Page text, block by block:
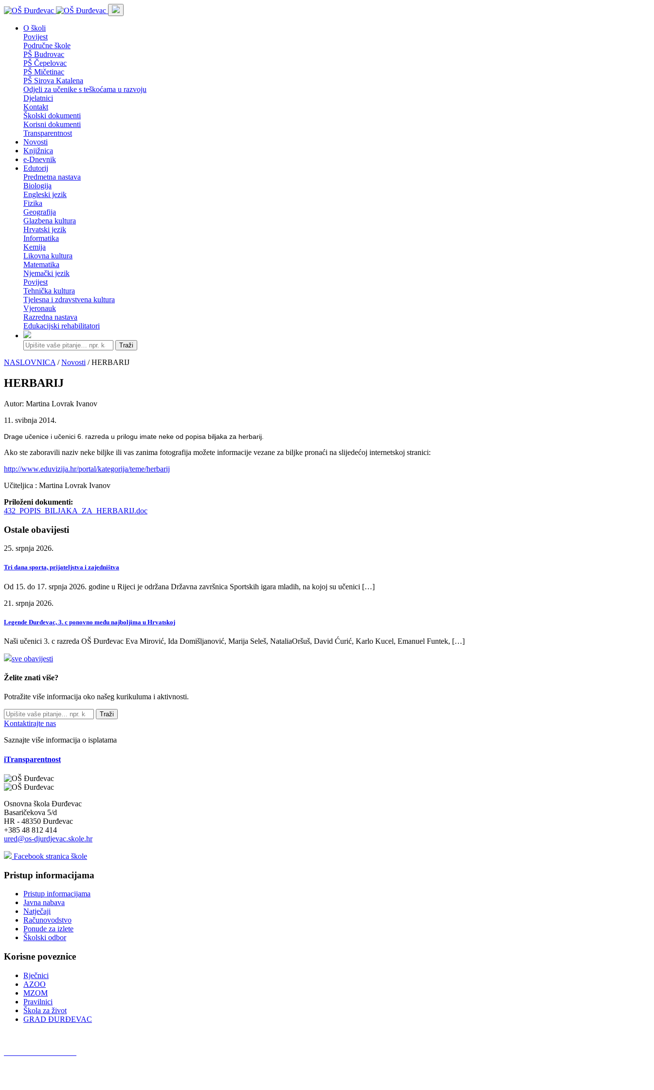
O školi
Povijest
Područne škole
PŠ Budrovac
PŠ Čepelovac
PŠ Mičetinac
PŠ Sirova Katalena
Odjeli za učenike s teškoćama u razvoju
Djelatnici
Kontakt
Školski dokumenti
Korisni dokumenti
Transparentnost
Novosti
Knjižnica
e-Dnevnik
Edutorij
Predmetna nastava
Biologija
Engleski jezik
Fizika
Geografija
Glazbena kultura
Hrvatski jezik
Informatika
Kemija
Likovna kultura
Matematika
Njemački jezik
Povijest
Tehnička kultura
Tjelesna i zdravstvena kultura
Vjeronauk
Razredna nastava
Edukacijski rehabilitatori
Traži
NASLOVNICA /Novosti / HERBARIJ
HERBARIJ
Autor: Martina Lovrak Ivanov
11. svibnja 2014.
Drage učenice i učenici 6. razreda u prilogu imate neke od popisa biljaka za herbarij.
Ako ste zaboravili naziv neke biljke ili vas zanima fotografija možete informacije vezane za biljke pronaći na slijedećoj internetskoj stranici:
http://www.eduvizija.hr/portal/kategorija/teme/herbarij
Učiteljica : Martina Lovrak Ivanov
Priloženi dokumenti:
432_POPIS_BILJAKA_ZA_HERBARIJ.doc
Ostale obavijesti
25. srpnja 2026.
Tri dana sporta, prijateljstva i zajedništva
Od 15. do 17. srpnja 2026. godine u Rijeci je održana Državna završnica Sportskih igara mladih, na kojoj su učenici […]
21. srpnja 2026.
Legende Đurđevac, 3. c ponovno među najboljima u Hrvatskoj
Naši učenici 3. c razreda OŠ Đurđevac Eva Mirović, Ida Domišljanović, Marija Seleš, NataliaOršuš, David Ćurić, Karlo Kucel, Emanuel Funtek, […]
sve obavijesti
Želite znati više?
Potražite više informacija oko našeg kurikuluma i aktivnosti.
Traži
Kontaktirajte nas
Saznajte više informacija o isplatama
iTransparentnost
Osnovna škola Đurđevac
Basaričekova 5/d
HR - 48350 Đurđevac
+385 48 812 414
ured@os-djurdjevac.skole.hr
Facebook stranica škole
Pristup informacijama
Pristup informacijama
Javna nabava
Natječaji
Računovodstvo
Ponude za izlete
Školski odbor
Korisne poveznice
Rječnici
AZOO
MZOM
Pravilnici
Škola za život
GRAD ĐURĐEVAC